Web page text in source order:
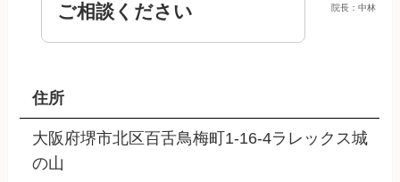
院長：中林
ご相談ください
住所
大阪府堺市北区百舌鳥梅町1-16-4ラレックス城
の山